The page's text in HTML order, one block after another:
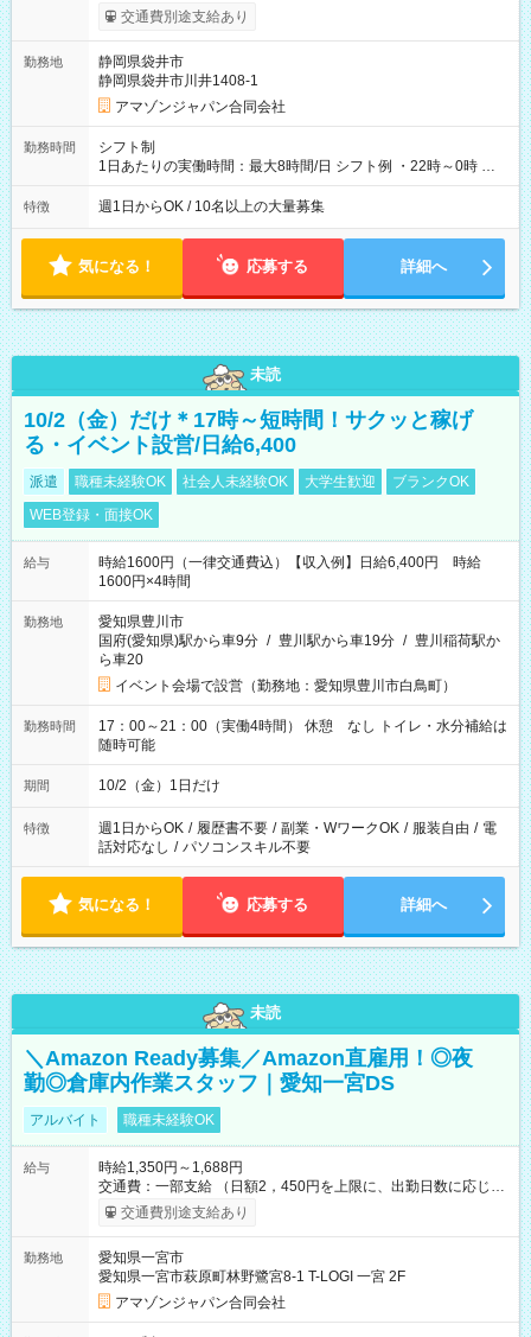
実費支給） ※22:00～翌5:00までは時給25%UP！ ■給与前払い
制度あり ※前払い額の上限あり、手数料無料（Amazon負担）
交通費別途支給あり
勤務地
静岡県袋井市
静岡県袋井市川井1408-1
アマゾンジャパン合同会社
勤務時間
シフト制
1日あたりの実働時間：最大8時間/日 シフト例 ・22時～0時 入
社後、就業可能シフトをご確認の上、申請してください。
特徴 週1日からOK / 10名以上の大量募集
気になる！ 応募する 詳細へ
未読
10/2（金）だけ＊17時～短時間！サクッと稼げ
る・イベント設営/日給6,400
派遣 職種未経験OK 社会人未経験OK 大学生歓迎
ブランクOK
WEB登録・面接OK
給与
時給1600円（一律交通費込）【収入例】日給6,400円 時給
1600円×4時間
勤務地
愛知県豊川市
国府(愛知県)駅から車9分 / 豊川駅から車19分 / 豊川稲荷駅か
ら車20
イベント会場で設営（勤務地：愛知県豊川市白鳥町）
勤務時間
17：00～21：00（実働4時間） 休憩 なし トイレ・水分補給は
随時可能
期間 10/2（金）1日だけ
特徴 週1日からOK / 履歴書不要 / 副業・WワークOK / 服装自由 / 電
話対応なし / パソコンスキル不要
気になる！ 応募する 詳細へ
未読
＼Amazon Ready募集／Amazon直雇用！◎夜
勤◎倉庫内作業スタッフ｜愛知一宮DS
アルバイト 職種未経験OK
給与
時給1,350円～1,688円
交通費：一部支給 （日額2，450円を上限に、出勤日数に応じて
実費支給） ※22:00～翌5:00までは時給25%UP！ ■給与前払い
制度あり ※前払い額の上限あり、手数料無料（Amazon負担）
交通費別途支給あり
勤務地
愛知県一宮市
愛知県一宮市萩原町林野鷺宮8-1 T-LOGI 一宮 2F
アマゾンジャパン合同会社